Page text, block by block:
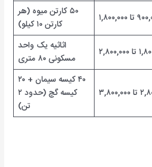
۱,۸۰۰,۰۰۰
۵۰ کارتن میوه (هر
کارتن ۱۰ کیلو)
اثاثیه یک واحد
مسکونی ۸۰ متری
۴۰ کیسه سیمان + ۲۰
کیسه گچ (حدود ۲
تن)